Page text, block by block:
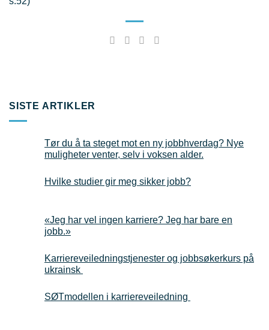
SISTE ARTIKLER
Tør du å ta steget mot en ny jobbhverdag? Nye
muligheter venter, selv i voksen alder.
Hvilke studier gir meg sikker jobb?
«Jeg har vel ingen karriere? Jeg har bare en
jobb.»
Karriereveiledningstjenester og jobbsøkerkurs på
ukrainsk
SØTmodellen i karriereveiledning